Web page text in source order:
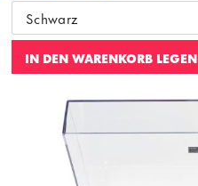
Schwarz
IN DEN WARENKORB LEGEN